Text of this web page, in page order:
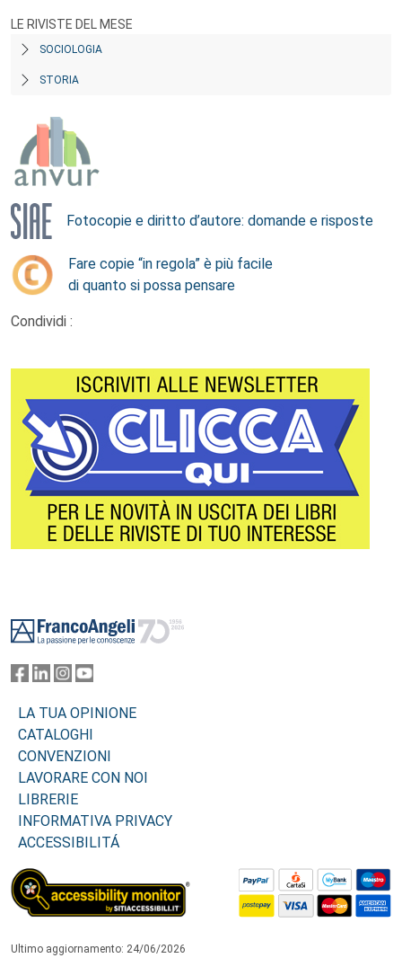
LE RIVISTE DEL MESE
SOCIOLOGIA
STORIA
Fotocopie e diritto d’autore: domande e risposte
Fare copie “in regola” è più facile
di quanto si possa pensare
Condividi :
LA TUA OPINIONE
CATALOGHI
CONVENZIONI
LAVORARE CON NOI
LIBRERIE
INFORMATIVA PRIVACY
ACCESSIBILITÁ
Ultimo aggiornamento: 24/06/2026